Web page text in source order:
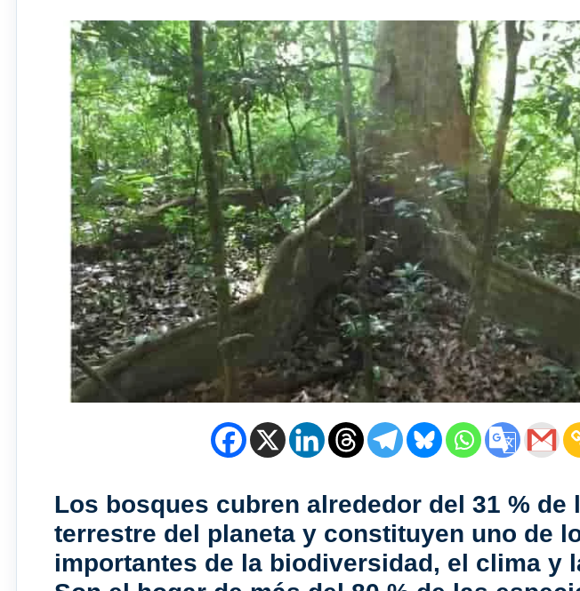
Los bosques cubren alrededor del 31 % de
terrestre del planeta y constituyen uno de
importantes de la biodiversidad, el clima y